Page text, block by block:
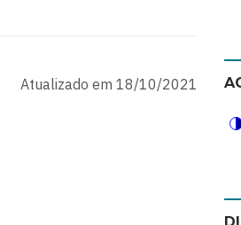
Atualizado em 18/10/2021